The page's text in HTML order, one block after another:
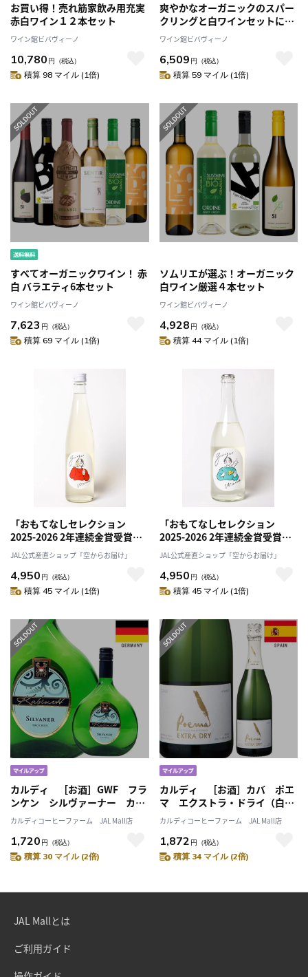
お買い得！売れ筋家飲み用充実
赤白ワイン１２本セット
ワイン館ビバヴィーノ
10,780 円 （税込）
積算 98 マイル (1倍)
爽やかなオーガニックのスパー
クリングと白ワインセットに金
賞受賞したスパークリング入り
５本セット
ワイン館ビバヴィーノ
6,509 円 （税込）
積算 59 マイル (1倍)
すべてオーガニックワイン！ 赤
白 バラエティ6本セット
ワイン館ビバヴィーノ
7,623 円 （税込）
積算 69 マイル (1倍)
ソムリエが選ぶ！オーガニック
白ワイン厳選４本セット
ワイン館ビバヴィーノ
4,928 円 （税込）
積算 44 マイル (1倍)
「おもてなしセレクション
2025-2026 2年連続金賞受賞」
ジンジャーワイン(赤パッケー
ジ)[株式会社永豊フーズ]
JAL公式産直ショップ「空からお届け」
4,950 円 （税込）
積算 45 マイル (1倍)
「おもてなしセレクション
2025-2026 2年連続金賞受賞」
ジンジャースパークリング（青
パッケージ）[株式会社永豊フー
ズ]
JAL公式産直ショップ「空からお届け」
4,950 円 （税込）
積算 45 マイル (1倍)
カルディ ［お酒］GWF フラ
ンケン シルヴァーナー カビ
ネット・トロッケン（白）
750ml
カルディコーヒーファーム JAL Mall店
1,720 円 （税込）
積算 30 マイル (2倍)
カルディ ［お酒］カバ ポエ
マ エクストラ・ドライ（白・
発泡） 750ml
カルディコーヒーファーム JAL Mall店
1,872 円 （税込）
積算 34 マイル (2倍)
JAL Mallとは
ご利用ガイド